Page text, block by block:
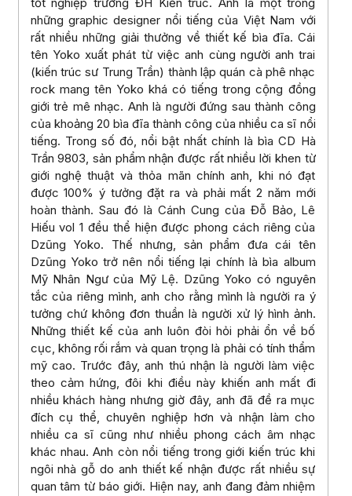
những graphic designer nổi tiếng của Việt Nam với
rất nhiều những giải thưởng về thiết kế bìa đĩa. Cái
tên Yoko xuất phát từ việc anh cùng người anh trai
(kiến trúc sư Trung Trần) thành lập quán cà phê nhạc
rock mang tên Yoko khá có tiếng trong cộng đồng
giới trẻ mê nhạc. Anh là người đứng sau thành công
của khoảng 20 bìa đĩa thành công của nhiều ca sĩ nổi
tiếng. Trong số đó, nổi bật nhất chính là bìa CD Hà
Trần 9803, sản phẩm nhận được rất nhiều lời khen từ
giới nghệ thuật và thỏa mãn chính anh, khi nó đạt
được 100% ý tưởng đặt ra và phải mất 2 năm mới
hoàn thành. Sau đó là Cánh Cung của Đỗ Bảo, Lê
Hiếu vol 1 đều thể hiện được phong cách riêng của
Dzũng Yoko. Thế nhưng, sản phẩm đưa cái tên
Dzũng Yoko trở nên nổi tiếng lại chính là bìa album
Mỹ Nhân Ngư của Mỹ Lệ. Dzũng Yoko có nguyên
tắc của riêng mình, anh cho rằng mình là người ra ý
tưởng chứ không đơn thuần là người xử lý hình ảnh.
Những thiết kế của anh luôn đòi hỏi phải ổn về bố
cục, không rối rắm và quan trọng là phải có tính thẩm
mỹ cao. Trước đây, anh thú nhận là người làm việc
theo cảm hứng, đôi khi điều này khiến anh mất đi
nhiều khách hàng nhưng giờ đây, anh đã đề ra mục
đích cụ thể, chuyên nghiệp hơn và nhận làm cho
nhiều ca sĩ cũng như nhiều phong cách âm nhạc
khác nhau. Anh còn nổi tiếng trong giới kiến trúc khi
ngôi nhà gỗ do anh thiết kế nhận được rất nhiều sự
quan tâm từ báo giới. Hiện nay, anh đang đảm nhiệm